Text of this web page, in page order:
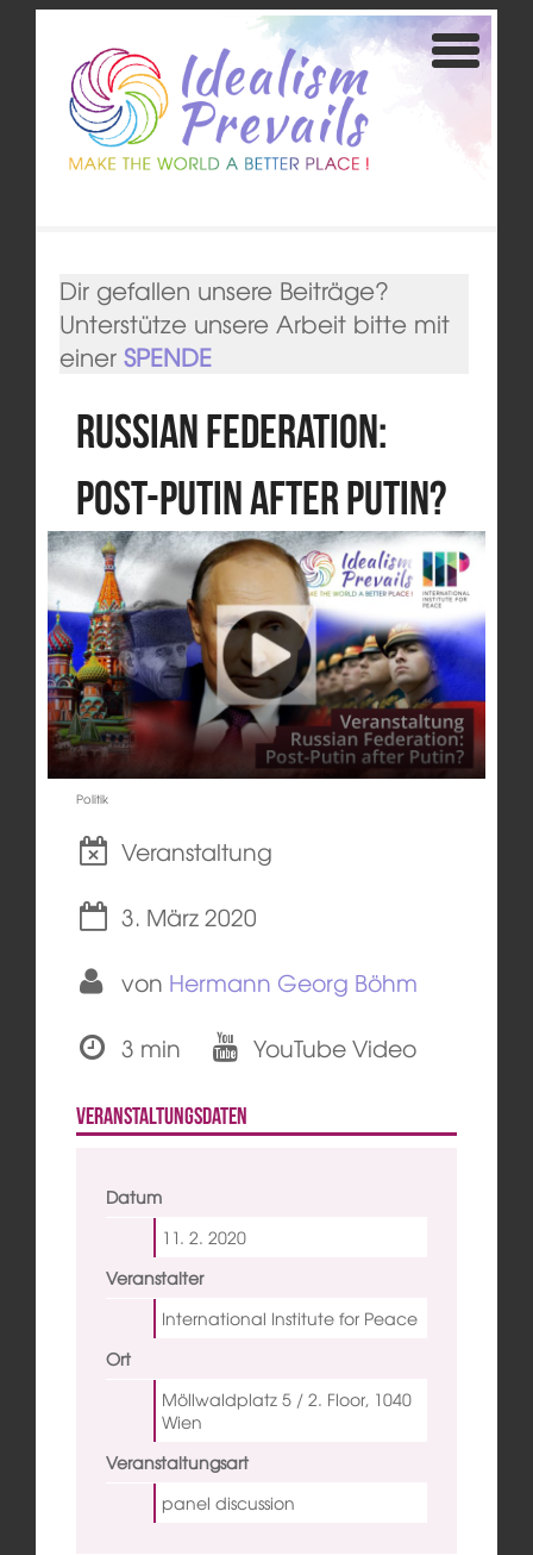
Dir gefallen unsere Beiträge?
Unterstütze unsere Arbeit bitte mit
einer SPENDE
Russian Federation:
Post-Putin after Putin?
Politik
Veranstaltung
3. März 2020
von Hermann Georg Böhm
3 min
YouTube Video
Veranstaltungsdaten
Datum
11. 2. 2020
Veranstalter
International Institute for Peace
Ort
Möllwaldplatz 5 / 2. Floor, 1040
Wien
Veranstaltungsart
panel discussion